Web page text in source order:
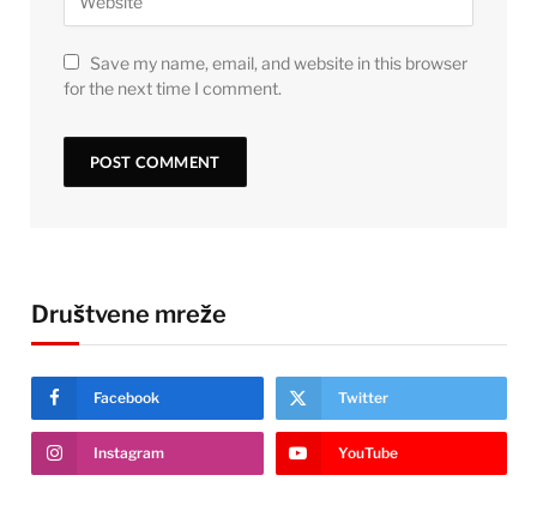
Save my name, email, and website in this browser
for the next time I comment.
Društvene mreže
Facebook Twitter
Instagram YouTube